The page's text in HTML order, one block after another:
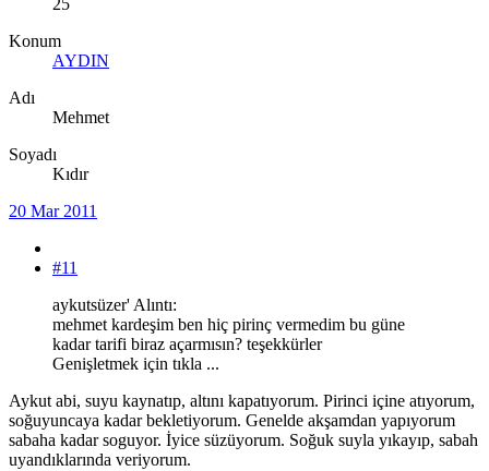
25
Konum
AYDIN
Adı
Mehmet
Soyadı
Kıdır
20 Mar 2011
#11
aykutsüzer' Alıntı:
mehmet kardeşim ben hiç pirinç vermedim bu güne
kadar tarifi biraz açarmısın? teşekkürler
Genişletmek için tıkla ...
Aykut abi, suyu kaynatıp, altını kapatıyorum. Pirinci içine atıyorum,
soğuyuncaya kadar bekletiyorum. Genelde akşamdan yapıyorum
sabaha kadar soguyor. İyice süzüyorum. Soğuk suyla yıkayıp, sabah
uyandıklarında veriyorum.